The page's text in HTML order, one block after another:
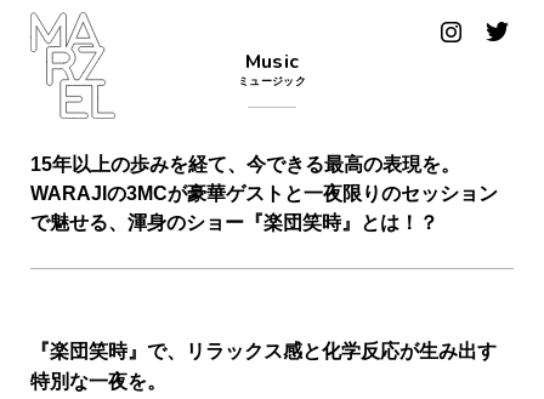
フィ
デザ
ブカ
ー
スーツ
Music
ミュージック
15年以上の歩みを経て、今できる最高の表現を。
WARAJIの3MCが豪華ゲストと一夜限りのセッション
で魅せる、渾身のショー『楽団笑時』とは！？
『楽団笑時』で、リラックス感と化学反応が生み出す
特別な一夜を。